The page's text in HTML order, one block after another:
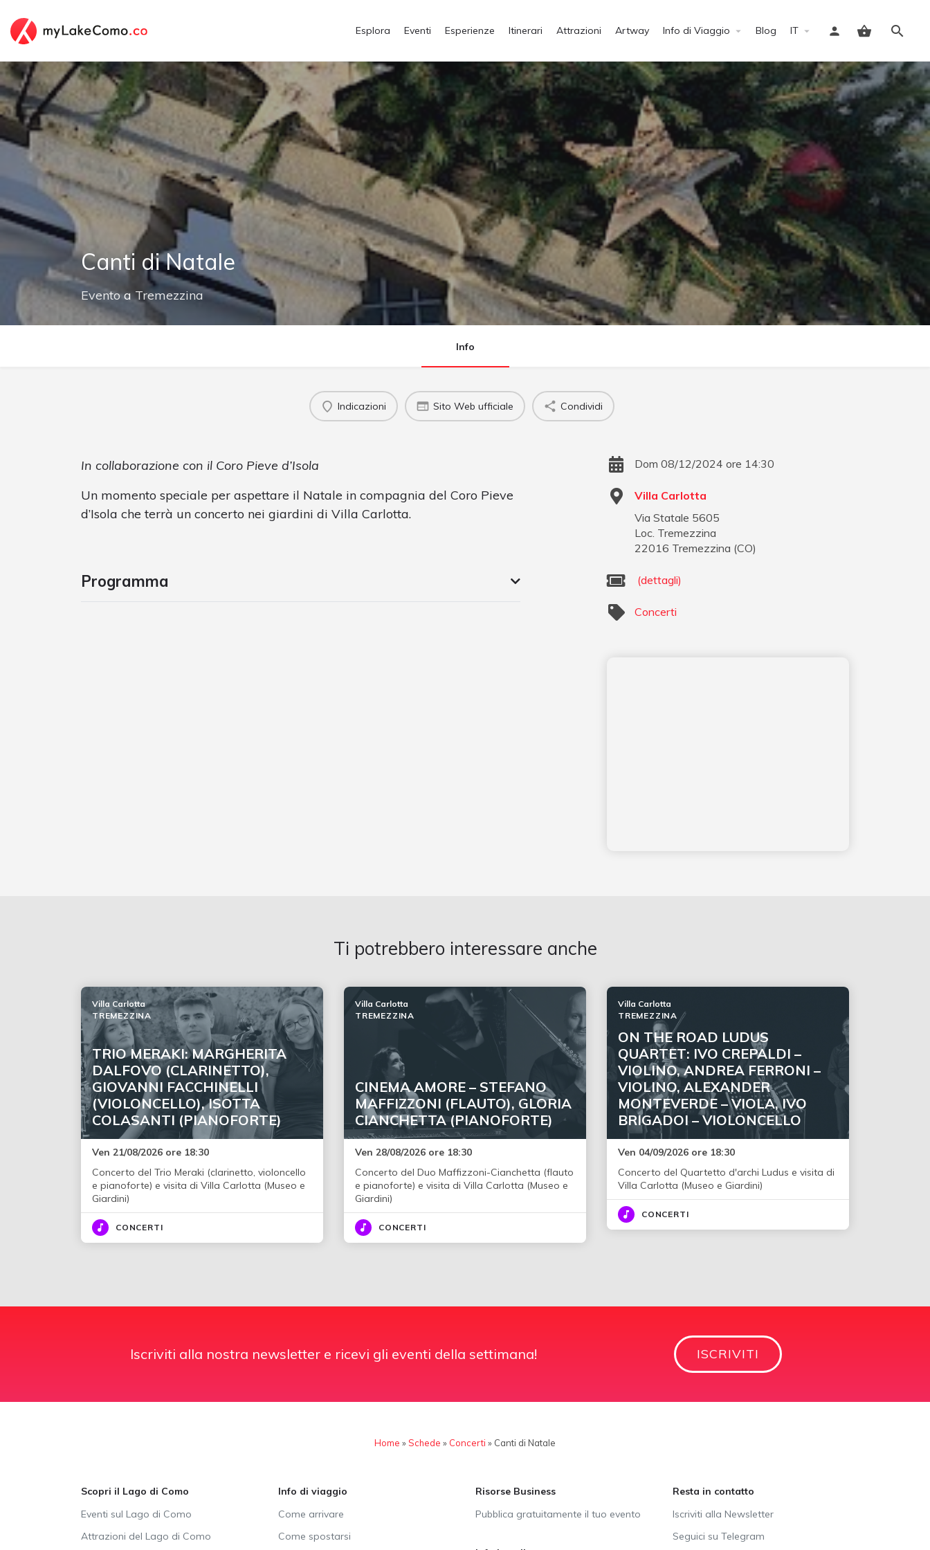
Esplora Eventi Esperienze Itinerari Attrazioni Artway Info di Viaggio Blog IT
Accedi
Canti di Natale
EventoaTremezzina
Info
Indicazioni Sito Web ufficiale Condividi
In collaborazione con il Coro Pieve d’Isola
Un momento speciale per aspettare il Natale in compagnia del Coro Pieve
d’Isola che terrà un concerto nei giardini di Villa Carlotta.
Programma
Dom 08/12/2024 ore 14:30
Villa Carlotta
Via Statale 5605
Loc. Tremezzina
22016 Tremezzina (CO)
(dettagli)
Concerti
Ti potrebbero interessare anche
TRIO MERAKI: MARGHERITA
DALFOVO (CLARINETTO),
GIOVANNI FACCHINELLI
(VIOLONCELLO), ISOTTA
COLASANTI (PIANOFORTE)
Villa Carlotta
TREMEZZINA
Ven 21/08/2026 ore 18:30
Concerto del Trio Meraki (clarinetto, violoncello
e pianoforte) e visita di Villa Carlotta (Museo e
Giardini)
CONCERTI
CINEMA AMORE – STEFANO
MAFFIZZONI (FLAUTO), GLORIA
CIANCHETTA (PIANOFORTE)
Villa Carlotta
TREMEZZINA
Ven 28/08/2026 ore 18:30
Concerto del Duo Maffizzoni-Cianchetta (flauto
e pianoforte) e visita di Villa Carlotta (Museo e
Giardini)
CONCERTI
ON THE ROAD LUDUS
QUARTET: IVO CREPALDI –
VIOLINO, ANDREA FERRONI –
VIOLINO, ALEXANDER
MONTEVERDE – VIOLA, IVO
BRIGADOI – VIOLONCELLO
Villa Carlotta
TREMEZZINA
Ven 04/09/2026 ore 18:30
Concerto del Quartetto d'archi Ludus e visita di
Villa Carlotta (Museo e Giardini)
CONCERTI
Iscriviti alla nostra newsletter e ricevi gli eventi della settimana! ISCRIVITI
Home »Schede » Concerti » Canti di Natale
Scopri il Lago di Como
Eventi sul Lago di Como
Attrazioni del Lago di Como
Info di viaggio
Come arrivare
Come spostarsi
Risorse Business
Pubblica gratuitamente il tuo evento
Resta in contatto
Iscriviti alla Newsletter
Seguici su Telegram